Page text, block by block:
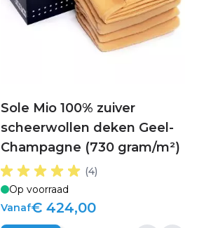
Sole Mio 100% zuiver
scheerwollen deken Geel-
Champagne (730 gram/m²)
(4)
Op voorraad
Vanaf€ 424,00